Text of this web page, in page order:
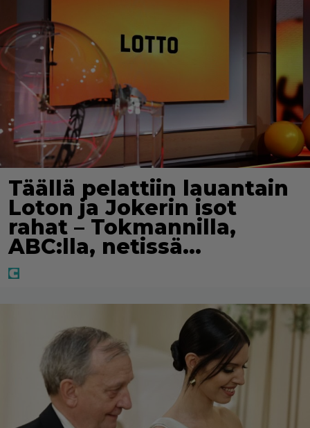
Täällä pelattiin lauantain
Loton ja Jokerin isot
rahat – Tokmannilla,
ABC:lla, netissä…